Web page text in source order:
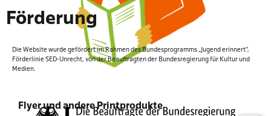
Flyer und andere Printprodukte
Förderung
Die Website wurde gefördert im Rahmen des Bundespro­gramms „Jugend erinnert“,
Förderlinie SED-Unrecht, von der Beauftragten der Bundesregierung für Kultur und
Medien.